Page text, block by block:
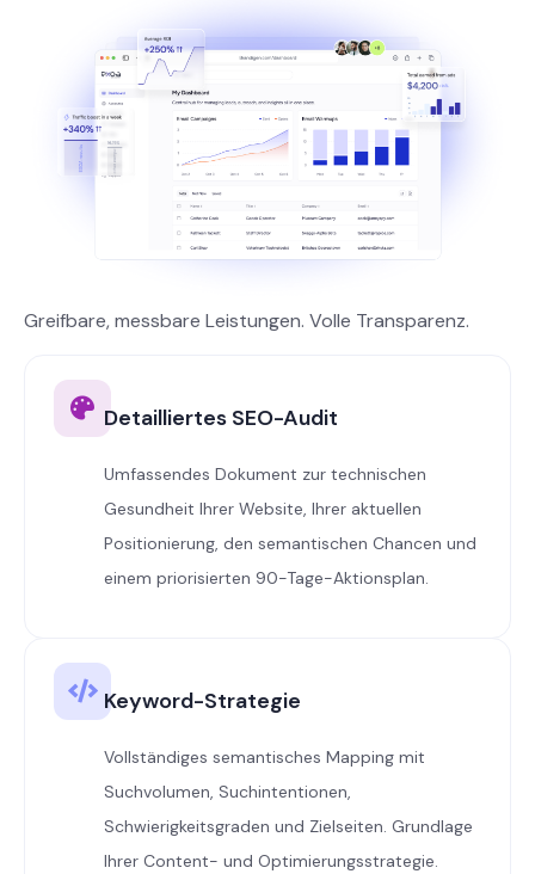
Greifbare, messbare Leistungen. Volle Transparenz.
Detailliertes SEO-Audit
Umfassendes Dokument zur technischen
Gesundheit Ihrer Website, Ihrer aktuellen
Positionierung, den semantischen Chancen und
einem priorisierten 90-Tage-Aktionsplan.
Keyword-Strategie
Vollständiges semantisches Mapping mit
Suchvolumen, Suchintentionen,
Schwierigkeitsgraden und Zielseiten. Grundlage
Ihrer Content- und Optimierungsstrategie.